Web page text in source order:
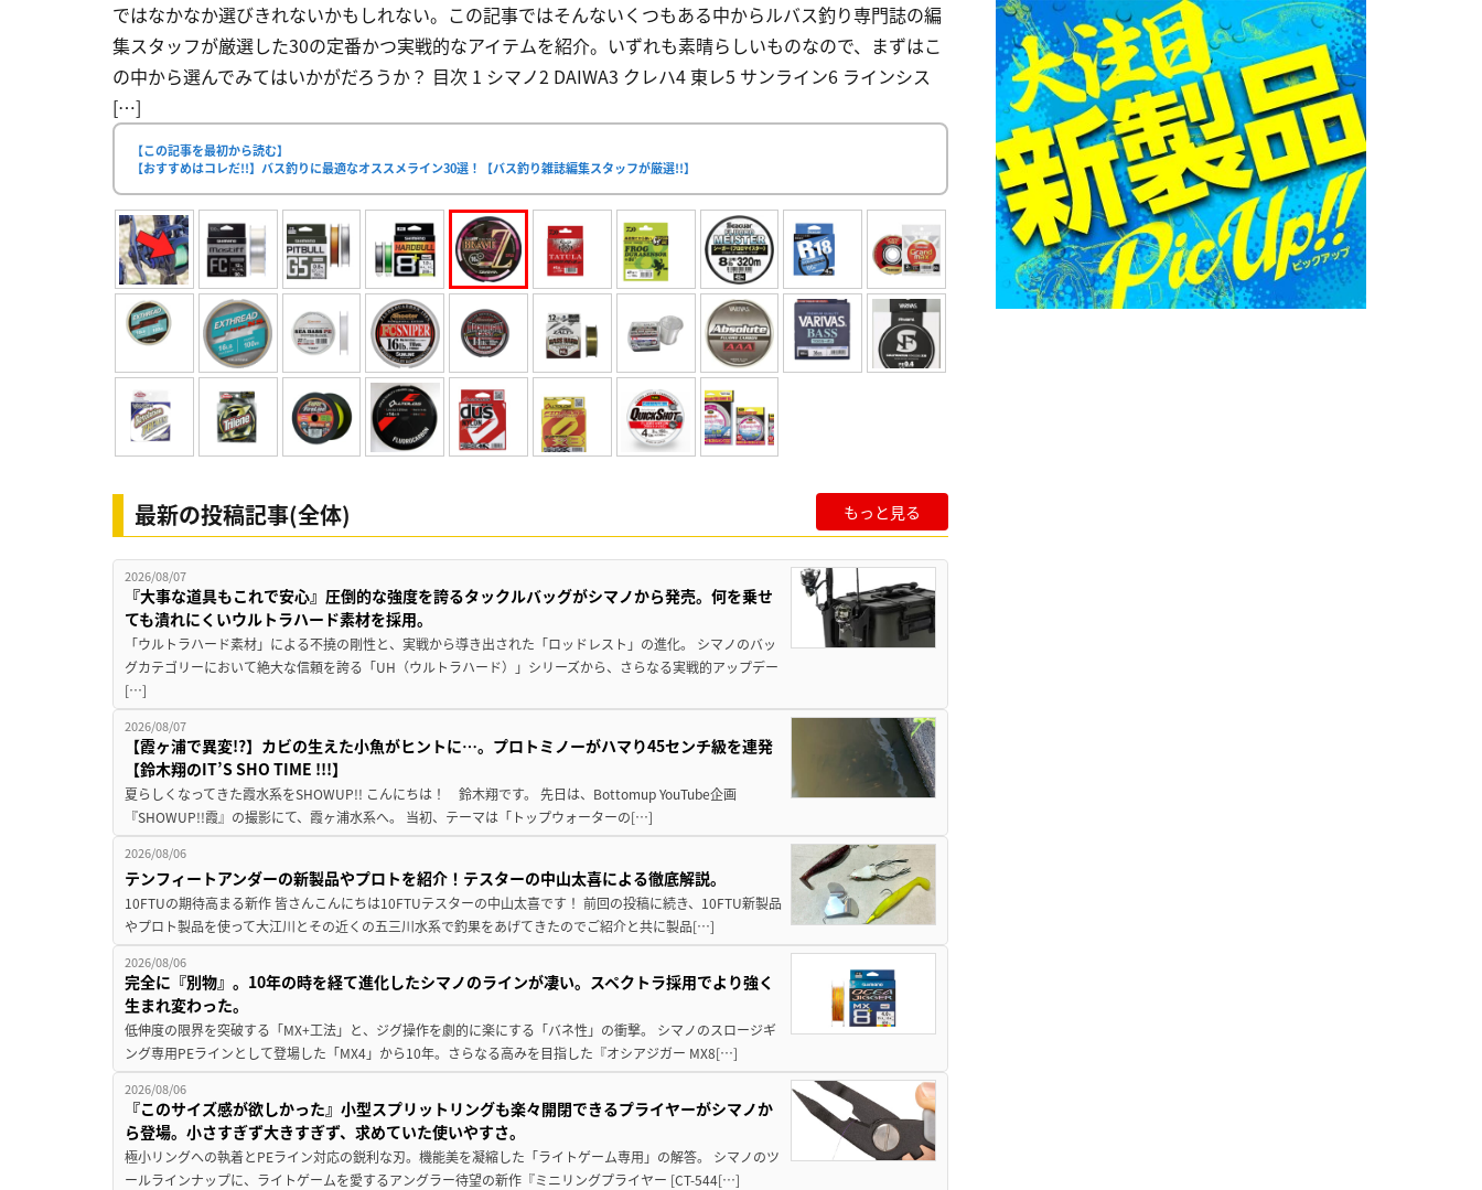
ではなかなか選びきれないかもしれない。この記事ではそんないくつもある中からルバス釣り専門誌の編
集スタッフが厳選した30の定番かつ実戦的なアイテムを紹介。いずれも素晴らしいものなので、まずはこ
の中から選んでみてはいかがだろうか？ 目次 1 シマノ2 DAIWA3 クレハ4 東レ5 サンライン6 ラインシス
[…]
【この記事を最初から読む】
【おすすめはコレだ!!】バス釣りに最適なオススメライン30選！【バス釣り雑誌編集スタッフが厳選!!】
最新の投稿記事(全体) もっと見る
2026/08/07
『大事な道具もこれで安心』圧倒的な強度を誇るタックルバッグがシマノから発売。何を乗せ
ても潰れにくいウルトラハード素材を採用。
「ウルトラハード素材」による不撓の剛性と、実戦から導き出された「ロッドレスト」の進化。 シマノのバッ
グカテゴリーにおいて絶大な信頼を誇る「UH（ウルトラハード）」シリーズから、さらなる実戦的アップデー
[…]
2026/08/07
【霞ヶ浦で異変!?】カビの生えた小魚がヒントに…。プロトミノーがハマり45センチ級を連発
【鈴木翔のIT’S SHO TIME !!!】
夏らしくなってきた霞水系をSHOWUP!! こんにちは！ 鈴木翔です。 先日は、Bottomup YouTube企画
『SHOWUP!!霞』の撮影にて、霞ヶ浦水系へ。 当初、テーマは「トップウォーターの[…]
2026/08/06
テンフィートアンダーの新製品やプロトを紹介！テスターの中山太喜による徹底解説。
10FTUの期待高まる新作 皆さんこんにちは10FTUテスターの中山太喜です！ 前回の投稿に続き、10FTU新製品
やプロト製品を使って大江川とその近くの五三川水系で釣果をあげてきたのでご紹介と共に製品[…]
2026/08/06
完全に『別物』。10年の時を経て進化したシマノのラインが凄い。スペクトラ採用でより強く
生まれ変わった。
低伸度の限界を突破する「MX+工法」と、ジグ操作を劇的に楽にする「バネ性」の衝撃。 シマノのスロージギ
ング専用PEラインとして登場した「MX4」から10年。さらなる高みを目指した『オシアジガー MX8[…]
2026/08/06
『このサイズ感が欲しかった』小型スプリットリングも楽々開閉できるプライヤーがシマノか
ら登場。小さすぎず大きすぎず、求めていた使いやすさ。
極小リングへの執着とPEライン対応の鋭利な刃。機能美を凝縮した「ライトゲーム専用」の解答。 シマノのツ
ールラインナップに、ライトゲームを愛するアングラー待望の新作『ミニリングプライヤー [CT-544[…]